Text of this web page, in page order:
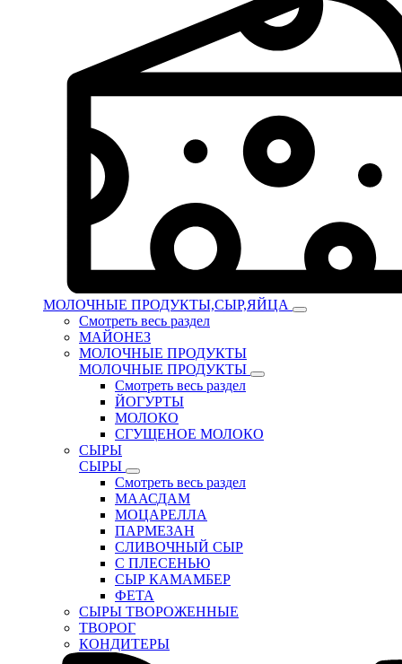
МОЛОЧНЫЕ ПРОДУКТЫ,СЫР,ЯЙЦА
Смотреть весь раздел
МАЙОНЕЗ
МОЛОЧНЫЕ ПРОДУКТЫ
МОЛОЧНЫЕ ПРОДУКТЫ
Смотреть весь раздел
ЙОГУРТЫ
МОЛОКО
СГУЩЕНОЕ МОЛОКО
СЫРЫ
СЫРЫ
Смотреть весь раздел
МААСДАМ
МОЦАРЕЛЛА
ПАРМЕЗАН
СЛИВОЧНЫЙ СЫР
С ПЛЕСЕНЬЮ
СЫР КАМАМБЕР
ФЕТА
СЫРЫ ТВОРОЖЕННЫЕ
ТВОРОГ
КОНДИТЕРЫ